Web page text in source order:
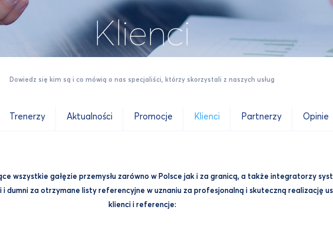
Klienci
Dowiedz się kim są i co mówią o nas specjaliści, którzy skorzystali z naszych usług
Trenerzy Aktualności Promocje Klienci Partnerzy Opinie
wszystkie gałęzie przemysłu zarówno w Polsce jak i za granicą, a także integratorzy
dumni za otrzymane listy referencyjne w uznaniu za profesjonalną i skuteczną realizację
klienci i referencje: